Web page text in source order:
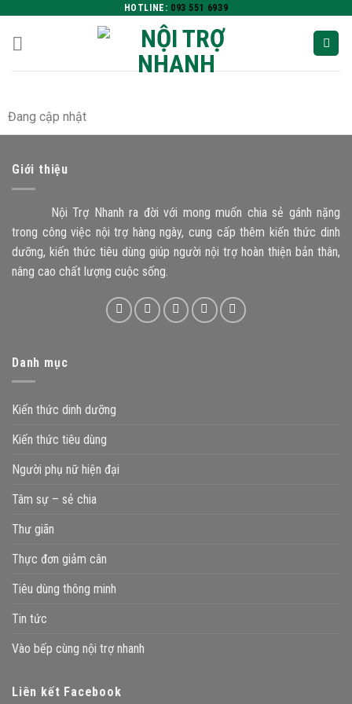
HOTLINE: 093 551 6939
Đang cập nhật
Giới thiệu
Nội Trợ Nhanh ra đời với mong muốn chia sẻ gánh nặng
trong công việc nội trợ hàng ngày, cung cấp thêm kiến thức dinh
dưỡng, kiến thức tiêu dùng giúp người nội trợ hoàn thiện bản thân,
nâng cao chất lượng cuộc sống.
Danh mục
Kiến thức dinh dưỡng
Kiến thức tiêu dùng
Người phụ nữ hiện đại
Tâm sự – sẻ chia
Thư giãn
Thực đơn giảm cân
Tiêu dùng thông minh
Tin tức
Vào bếp cùng nội trợ nhanh
Liên kết Facebook